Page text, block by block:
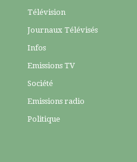
Télévision
Journaux Télévisés
Infos
Emissions TV
Société
Emissions radio
Politique